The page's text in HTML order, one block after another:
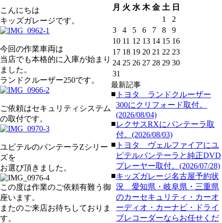
こんにちは
キッズガレージです。
今回の作業車両は
当店でも本格的に入庫が始まり
ました。
ランドクルーザー250です。
ご依頼はセキュリティシステム
の取付です。
ユピテルのパンテーラZシリー
ズを
お選び頂きました。
この度は作業のご依頼有難う御
座います。
またのご来店お待ちしておりま
す。
月 火 水 木 金 土 日
1
2
3
4 5 6 7 8
9
10 11 12 13 14 15 16
17 18 19 20 21 22 23
24 25 26 27 28 29 30
31
最新記事
■ トヨタ ランドクルーザー
300にクリフォード取付。
(2026/08/04)
■レクサスRXにパンテーラ取
付。(2026/08/03)
■ トヨタ ヴェルファイアにユ
ピテルパンテーラと純正DVD
プレーヤー取付。(2026/07/28)
■キッズガレージ名古屋予約状
況 愛知県・岐阜県・三重県
のカーセキュリティ・カーオ
ーディオ・カーナビ・ドライ
ブレコーダーならお任せくだ